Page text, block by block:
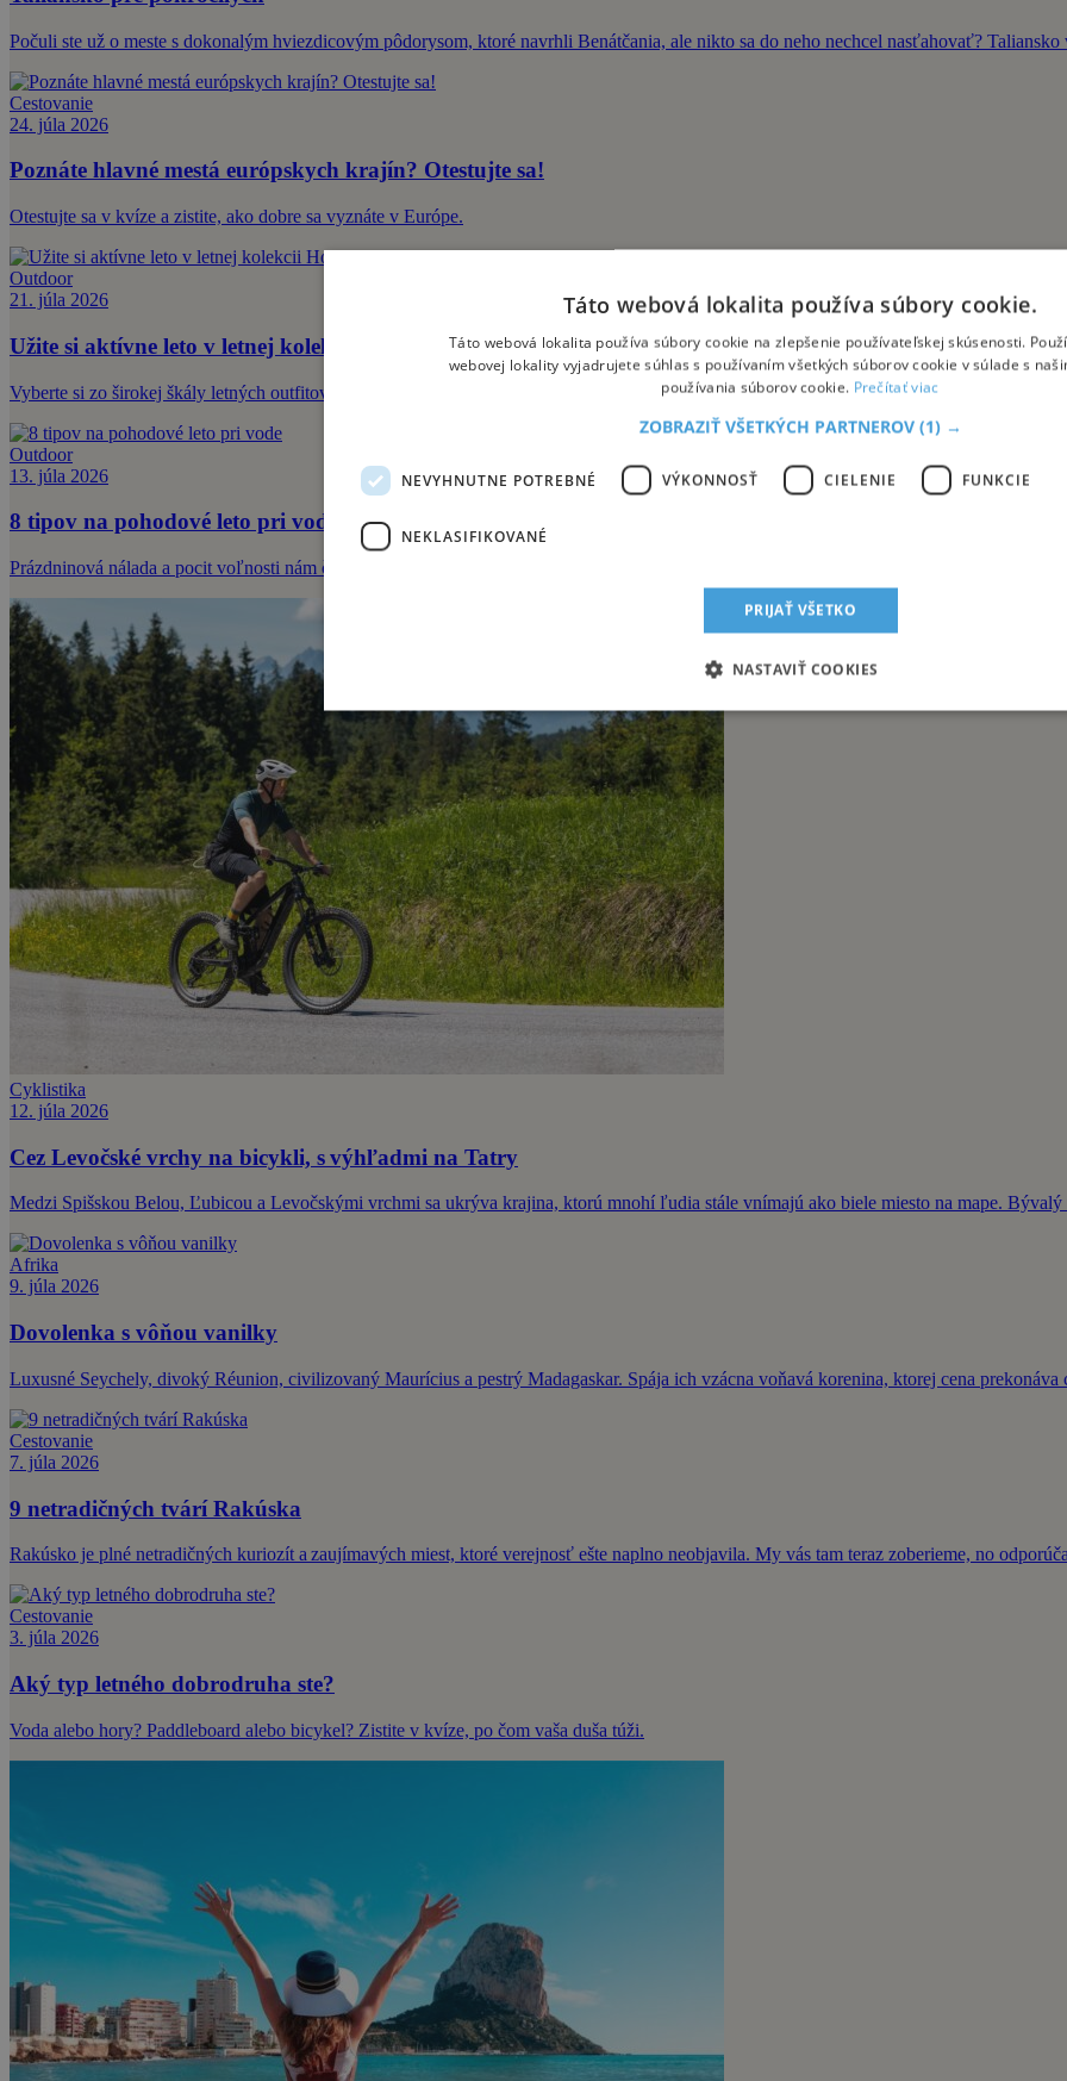
Počuli ste už o meste s dokonalým hviezdicovým pôdorysom, ktoré navrhli Benátčania, ale nikto sa do neho nechcel nasťahovať?
Cestovanie
24. júla 2026
Poznáte hlavné mestá európskych krajín? Otestujte sa!
Otestujte sa v kvíze a zistite, ako dobre sa vyznáte v Európe.
Outdoor
21. júla 2026
Užite si aktívne leto v letnej kolekcii Horsefeathers
Vyberte si zo širokej škály letných outfitov Horsefeathers. Osvedčia sa pri športe, na výlete v horách aj počas bežných dní v meste.
Outdoor
13. júla 2026
8 tipov na pohodové leto pri vode
Prázdninová nálada a pocit voľnosti nám často dávajú pocit, že môžeme na chvíľu vypnúť a zabudnúť na starosti. To je napokon jeden z
Cyklistika
12. júla 2026
Cez Levočské vrchy na bicykli, s výhľadmi na Tatry
Medzi Spišskou Belou, Ľubicou a Levočskými vrchmi sa ukrýva krajina, ktorú mnohí ľudia stále vnímajú ako biele miesto na mape.
Afrika
9. júla 2026
Dovolenka s vôňou vanilky
Luxusné Seychely, divoký Réunion, civilizovaný Maurícius a pestrý Madagaskar. Spája ich vzácna voňavá korenina, ktorej cena prekonáva
Cestovanie
7. júla 2026
9 netradičných tvárí Rakúska
Rakúsko je plné netradičných kuriozít a zaujímavých miest, ktoré verejnosť ešte naplno neobjavila. My vás tam teraz zoberieme, no
Cestovanie
3. júla 2026
Aký typ letného dobrodruha ste?
Voda alebo hory? Paddleboard alebo bicykel? Zistite v kvíze, po čom vaša duša túži.
Táto webová lokalita používa súbory cookie.
Táto webová lokalita používa súbory cookie na zlepšenie používateľskej skúsenosti.
webovej lokality vyjadrujete súhlas s používaním všetkých súborov cookie v súlade s
používania súborov cookie. Prečítať viac
ZOBRAZIŤ VŠETKÝCH PARTNEROV (1) →
NEVYHNUTNE POTREBNÉ VÝKONNOSŤ CIELENIE FUNKCIE
NEKLASIFIKOVANÉ
PRIJAŤ VŠETKO
NASTAVIŤ COOKIES